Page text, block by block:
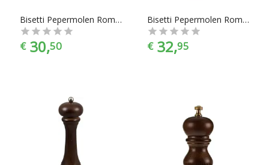
Bisetti Pepermolen Roma - 13 cm - Walnoot
€ 30,50
Bisetti Pepermolen Roma - 19 cm - Walnoot
€ 32,95